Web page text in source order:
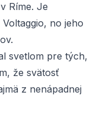
Ríme. Je
no jeho
svetlom pre tých,
že svätosť
z nenápadnej